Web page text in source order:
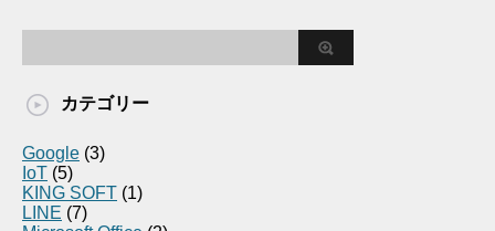
カテゴリー
Google (3)
IoT (5)
KING SOFT (1)
LINE (7)